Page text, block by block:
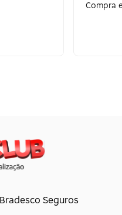
Compra
Seguros